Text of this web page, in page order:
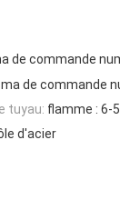
de commande
de commande
tuyau: flamme : 6-
d'acier